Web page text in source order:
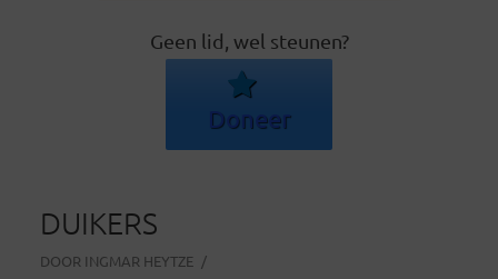
Geen lid, wel steunen?
Doneer
DUIKERS
DOOR INGMAR HEYTZE